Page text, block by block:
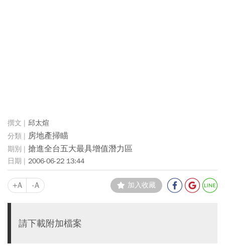
邱太煊
房地產掃瞄
搶進全台五大最具增值潛力區
2006-06-22 13:44
+A -A 加入收藏
請下載附加檔案